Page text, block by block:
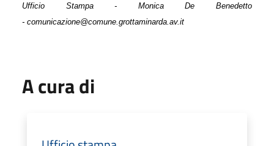
Ufficio Stampa - Monica De Benedetto
- comunicazione@comune.grottaminarda.av.it
A cura di